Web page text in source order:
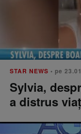
STAR NEWS • pe
Sylvia,
a distrus